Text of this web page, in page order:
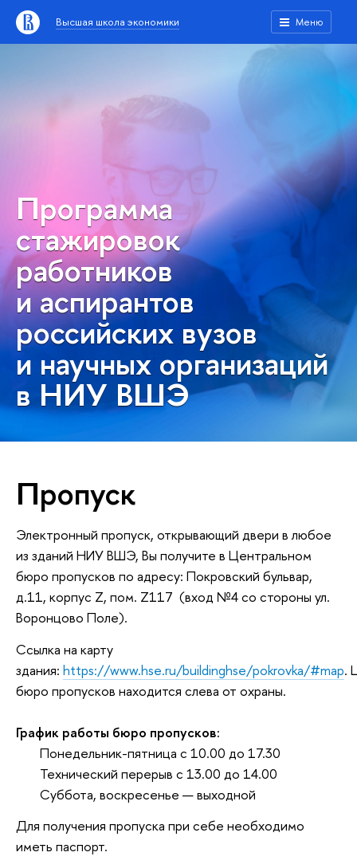
Высшая школа экономики Меню
Программа
стажировок
работников
и аспирантов
российских вузов
и научных организаций
в НИУ ВШЭ
Пропуск
Электронный пропуск, открывающий двери в любое
из зданий НИУ ВШЭ, Вы получите в Центральном
бюро пропусков по адресу: Покровский бульвар,
д.11, корпус Z, пом. Z117 (вход №4 со стороны ул.
Воронцово Поле).
Ссылка на карту
здания: https://www.hse.ru/buildinghse/pokrovka/#map.
бюро пропусков находится слева от охраны.
График работы бюро пропусков:
Понедельник-пятница с 10.00 до 17.30
Технический перерыв с 13.00 до 14.00
Суббота, воскресенье — выходной
Для получения пропуска при себе необходимо
иметь паспорт.